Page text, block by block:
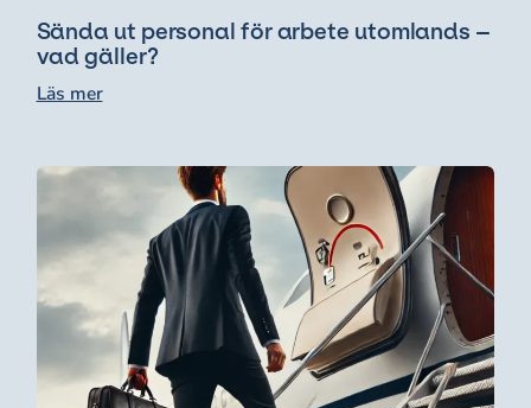
Sända ut personal för arbete utomlands –
vad gäller?
Läs mer